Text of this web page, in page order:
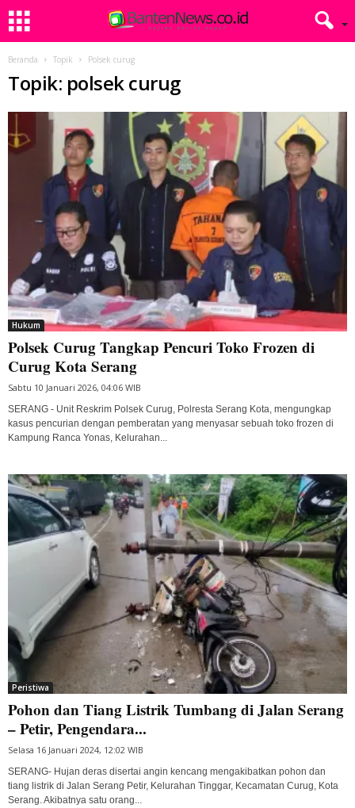
Beranda Topik Polsek curug
Topik: polsek curug
Hukum
Polsek Curug Tangkap Pencuri Toko Frozen di
Curug Kota Serang
Sabtu 10 Januari 2026, 04:06 WIB
SERANG - Unit Reskrim Polsek Curug, Polresta Serang Kota, mengungkap
kasus pencurian dengan pemberatan yang menyasar sebuah toko frozen di
Kampung Ranca Yonas, Kelurahan...
Peristiwa
Pohon dan Tiang Listrik Tumbang di Jalan Serang
– Petir, Pengendara...
Selasa 16 Januari 2024, 12:02 WIB
SERANG- Hujan deras disertai angin kencang mengakibatkan pohon dan
tiang listrik di Jalan Serang Petir, Kelurahan Tinggar, Kecamatan Curug, Kota
Serang. Akibatnya satu orang...